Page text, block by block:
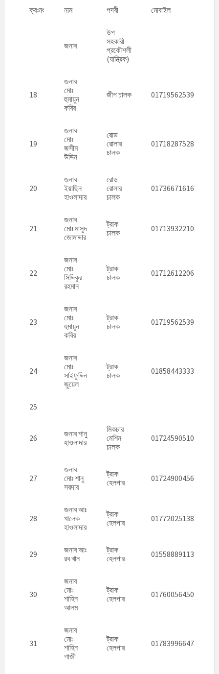
ক্রঃনং নাম পদবী মোবাইল
জনাব
উপ
সহকারী
প্রকৌশলী
(যান্ত্রিক)
18
জনাব
মোঃ
হুমায়ুন
কবির
জীপ চালক 01719562539
19
জনাব
মোঃ
জসীম
উদ্দিন
রোড
রোলার
চালক
01718287528
20
জনাব
ইয়াছিন
হাওলাদার
রোড
রোলার
চালক
01736671616
21
জনাব
মোঃ মাসুদ
জোমাদ্দার
ট্রাক
চালক
01713932210
22
জনাব
মোঃ
সিদ্দিকুর
রহমান
ট্রাক
চালক
01712612206
23
জনাব
মোঃ
হুমায়ুন
কবির
ট্রাক
চালক
01719562539
24
জনাব
মোঃ
সাইফুদ্দিন
জুয়েল
ট্রাক
চালক
01858443333
25
26
জনাব শানু
হাওলাদার
মিকচার
মেশিন
চালক
01724590510
27
জনাব
মোঃ শানু
সরদার
ট্রাক
হেলপার
01724900456
28
জনাব আঃ
খালেক
হাওলাদার
ট্রাক
হেলপার
01772025138
29
জনাব আঃ
রব খান
ট্রাক
হেলপার
01558889113
30
জনাব
মোঃ
শাহিন
আলম
ট্রাক
হেলপার
01760056450
31
জনাব
মোঃ
শাহিন
গাজী
ট্রাক
হেলপার
01783996647